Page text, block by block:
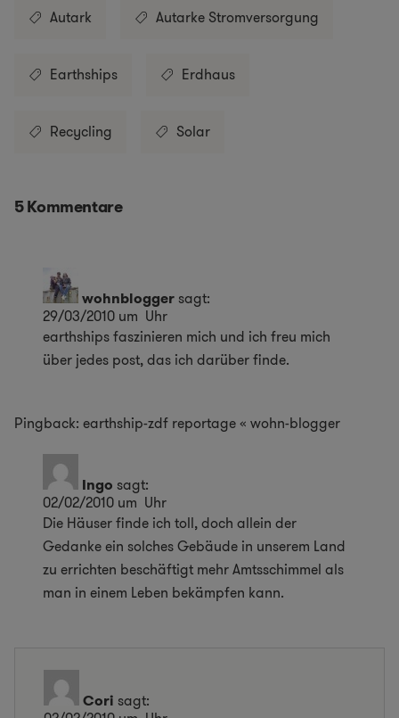
Autark Autarke Stromversorgung
Earthships Erdhaus
Recycling Solar
5 Kommentare
wohnbloggersagt:
29/03/2010 um Uhr
earthships faszinieren mich und ich freu mich
über jedes post, das ich darüber finde.
Pingback: earthship-zdf reportage « wohn-blogger
Ingo sagt:
02/02/2010 um Uhr
Die Häuser finde ich toll, doch allein der
Gedanke ein solches Gebäude in unserem Land
zu errichten beschäftigt mehr Amtsschimmel als
man in einem Leben bekämpfen kann.
Cori sagt: